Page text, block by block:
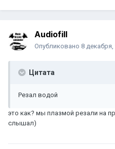
Audiofill
Опубликовано 8 декабря,
Цитата
Резал водой
это как? мы плазмой резали на
слышал)